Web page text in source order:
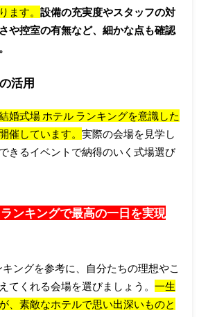
ます。 設備の充実度やスタッフの対
や控室の有無など、細かな点も確認
活用
婚式場 ホテル ランキングを意識した
催しています。 実際の会場を見学し
きるイベントで納得のいく式場選び
ンキングで最高の一日を実現
ングを参考に、自分たちの理想やこ
てくれる会場を選びましょう。 一生
、素敵なホテルで思い出深いものと